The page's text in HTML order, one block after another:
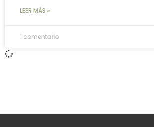
LEER MÁS »
1 comentario